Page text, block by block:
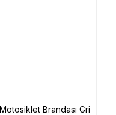
Brandası Gri